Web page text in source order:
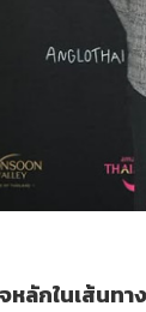
หลักในเส้นทา